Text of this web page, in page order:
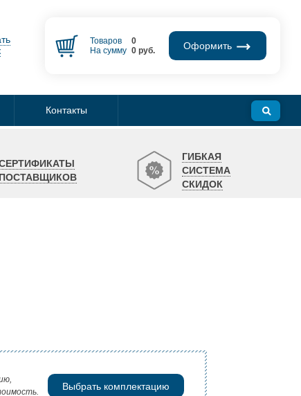
Товаров
0
На сумму 0руб. Оформить
Контакты
ПОСТАВЩИКОВ
ГИБКАЯ
СИСТЕМА
СКИДОК
Выбрать комплектацию